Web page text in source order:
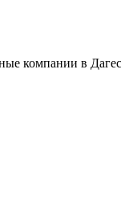
компании в